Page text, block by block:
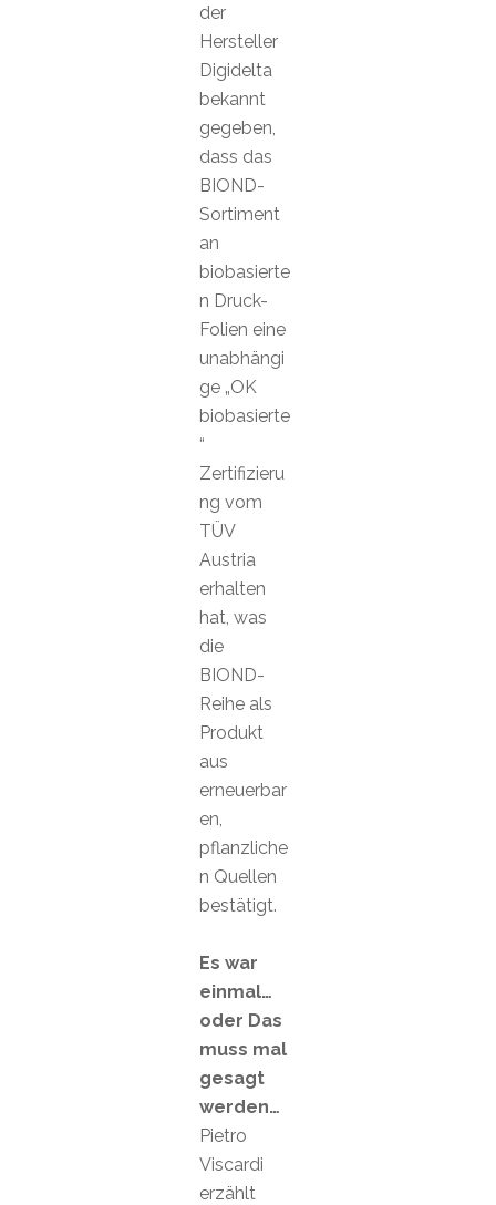
der
Hersteller
Digidelta
bekannt
gegeben,
dass das
BIOND-
Sortiment
an
biobasierte
n Druck-
Folien eine
unabhängi
ge „OK
biobasierte
“
Zertifizieru
ng vom
TÜV
Austria
erhalten
hat, was
die
BIOND-
Reihe als
Produkt
aus
erneuerbar
en,
pflanzliche
n Quellen
bestätigt.
Es war
einmal…
oder Das
muss mal
gesagt
werden…
Pietro
Viscardi
erzählt